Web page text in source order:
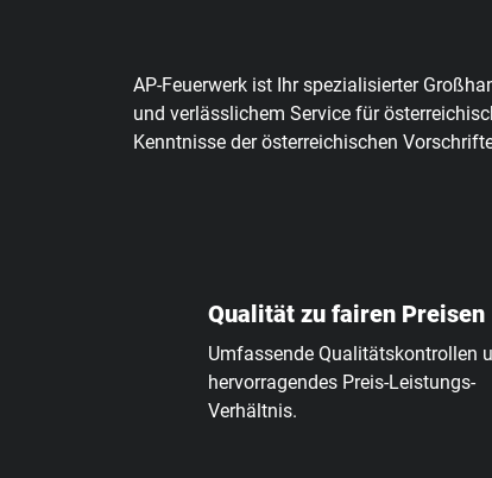
AP-Feuerwerk ist Ihr spezialisierter
und verlässlichem Service für
Kenntnisse der österreichischen
Qualität zu fairen Preisen
Umfassende Qualitätskontrollen
hervorragendes Preis-Leistungs-
Verhältnis.